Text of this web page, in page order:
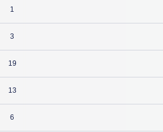
1
3
19
13
6